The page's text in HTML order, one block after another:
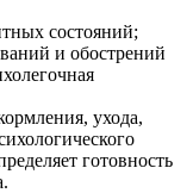
состояний;
и обострений
ухода,
готовность